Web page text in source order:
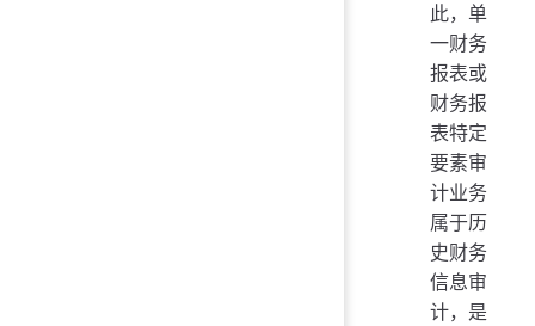
此，单
一财务
报表或
财务报
表特定
要素审
计业务
属于历
史财务
信息审
计，是